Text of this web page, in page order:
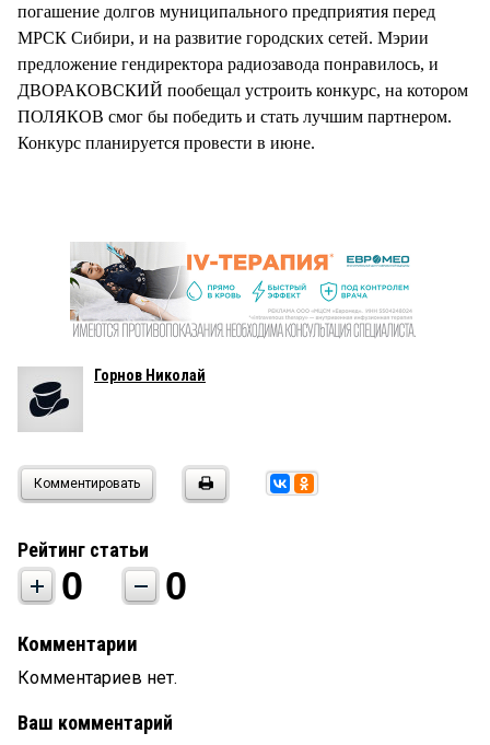
погашение долгов муниципального предприятия перед
МРСК Сибири, и на развитие городских сетей. Мэрии
предложение гендиректора радиозавода понравилось, и
ДВОРАКОВСКИЙ пообещал устроить конкурс, на котором
ПОЛЯКОВ смог бы победить и стать лучшим партнером.
Конкурс планируется провести в июне.
Горнов Николай
Комментировать
Рейтинг статьи
0 0
Комментарии
Комментариев нет.
Ваш комментарий